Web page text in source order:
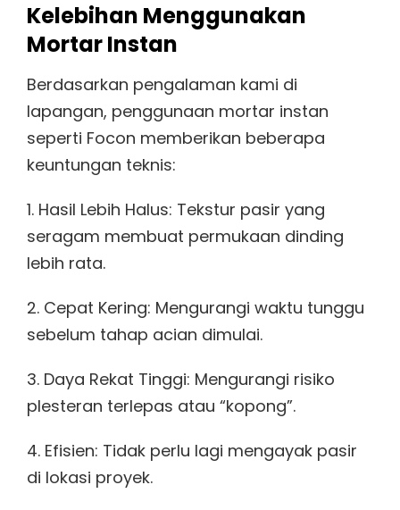
Kelebihan Menggunakan
Mortar Instan
Berdasarkan pengalaman kami di
lapangan, penggunaan mortar instan
seperti Focon memberikan beberapa
keuntungan teknis:
1. Hasil Lebih Halus: Tekstur pasir yang
seragam membuat permukaan dinding
lebih rata.
2. Cepat Kering: Mengurangi waktu tunggu
sebelum tahap acian dimulai.
3. Daya Rekat Tinggi: Mengurangi risiko
plesteran terlepas atau “kopong”.
4. Efisien: Tidak perlu lagi mengayak pasir
di lokasi proyek.